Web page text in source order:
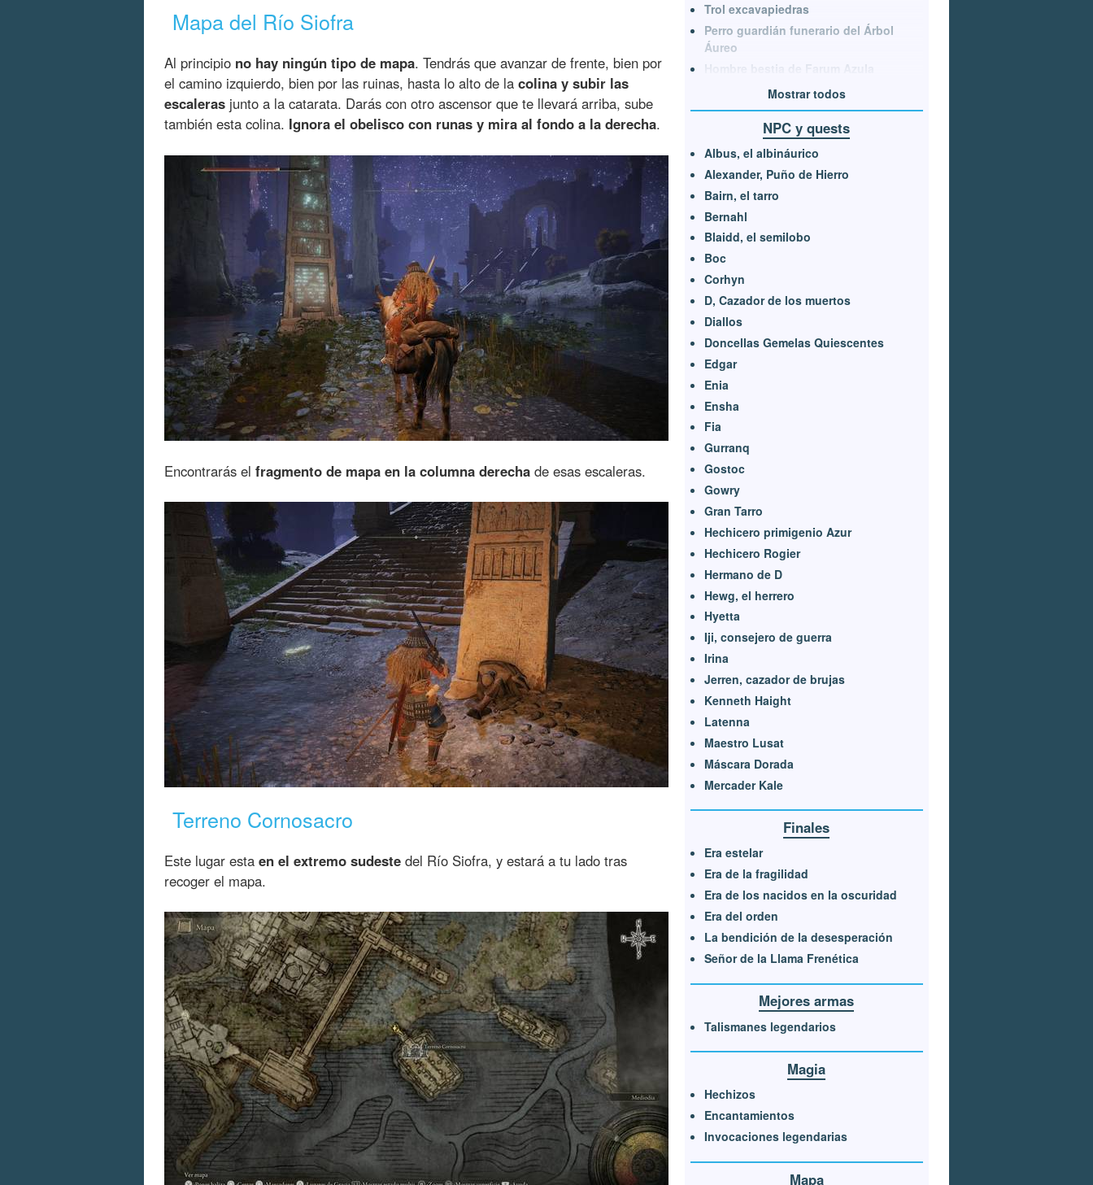
Mapa del Río Siofra
Al principio no hay ningún tipo de mapa. Tendrás que avanzar de frente, bien por
el camino izquierdo, bien por las ruinas, hasta lo alto de la colina y subir las
escaleras junto a la catarata. Darás con otro ascensor que te llevará arriba, sube
también esta colina. Ignora el obelisco con runas y mira al fondo a la derecha.
Encontrarás el fragmento de mapa en la columna derecha de esas escaleras.
Terreno Cornosacro
Este lugar esta en el extremo sudeste del Río Siofra, y estará a tu lado tras
recoger el mapa.
Trol excavapiedras
Perro guardián funerario del Árbol
Áureo
Hombre bestia de Farum Azula
Mostrar todos
NPC y quests
Albus, el albináurico
Alexander, Puño de Hierro
Bairn, el tarro
Bernahl
Blaidd, el semilobo
Boc
Corhyn
D, Cazador de los muertos
Diallos
Doncellas Gemelas Quiescentes
Edgar
Enia
Ensha
Fia
Gurranq
Gostoc
Gowry
Gran Tarro
Hechicero primigenio Azur
Hechicero Rogier
Hermano de D
Hewg, el herrero
Hyetta
Iji, consejero de guerra
Irina
Jerren, cazador de brujas
Kenneth Haight
Latenna
Maestro Lusat
Máscara Dorada
Mercader Kale
Finales
Era estelar
Era de la fragilidad
Era de los nacidos en la oscuridad
Era del orden
La bendición de la desesperación
Señor de la Llama Frenética
Mejores armas
Talismanes legendarios
Magia
Hechizos
Encantamientos
Invocaciones legendarias
Mapa